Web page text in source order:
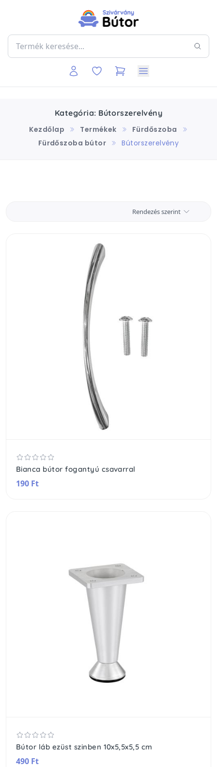
Kategória: Bútorszerelvény
Kezdőlap
Termékek
Fürdőszoba
Fürdőszoba bútor
Bútorszerelvény
Rendezés szerint
Bianca bútor fogantyú csavarral
190 Ft
Bútor láb ezüst szinben 10x5,5x5,5 cm
490 Ft